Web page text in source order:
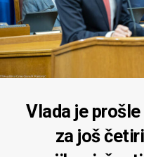
Vlada je
za još